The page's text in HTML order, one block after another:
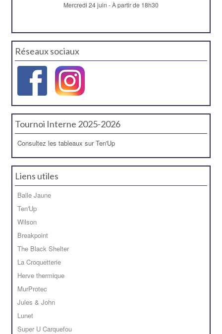
Mercredi 24 juin - À partir de 18h30
Réseaux sociaux
Tournoi Interne 2025-2026
Consultez les tableaux sur Ten'Up
Liens utiles
Balle Jaune
Ten'Up
Wilson
Breakpoint
The Black Shelter
La Croquetterie
Herve thermique
MurProtec
Jules & John
Lunet
Super U Carquefou